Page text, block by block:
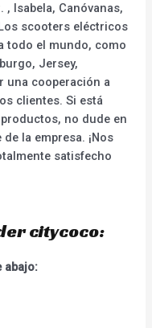
, Isabela, Canóvanas,
scooters eléctricos
todo el mundo, como
Jersey,
una cooperación a
clientes. Si está
no dude en
la empresa. ¡Nos
satisfecho
citycoco:
abajo: